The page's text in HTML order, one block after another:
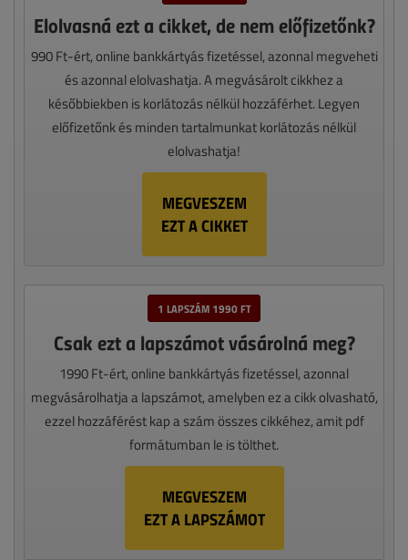
Elolvasná ezt a cikket, de nem előfizetőnk?
990 Ft-ért, online bankkártyás fizetéssel, azonnal megveheti
és azonnal elolvashatja. A megvásárolt cikkhez a
későbbiekben is korlátozás nélkül hozzáférhet. Legyen
előfizetőnk és minden tartalmunkat korlátozás nélkül
elolvashatja!
MEGVESZEM
EZT A CIKKET
1 LAPSZÁM 1990 FT
Csak ezt a lapszámot vásárolná meg?
1990 Ft-ért, online bankkártyás fizetéssel, azonnal
megvásárolhatja a lapszámot, amelyben ez a cikk olvasható,
ezzel hozzáférést kap a szám összes cikkéhez, amit pdf
formátumban le is tölthet.
MEGVESZEM
EZT A LAPSZÁMOT